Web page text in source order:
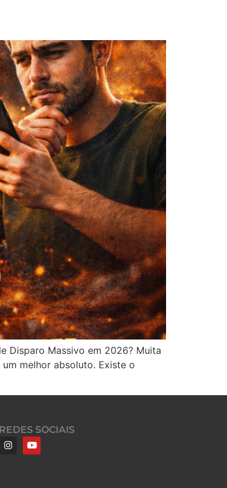
Disparo Massivo em 2026? Muita
melhor absoluto. Existe o
REDES SOCIAIS